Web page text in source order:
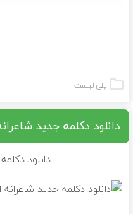
پلی لیست
دانلود دکلمه جدید
دانلود